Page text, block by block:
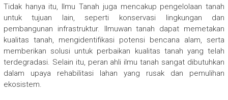
Tidak hanya itu, Ilmu Tanah juga mencakup pengelolaan tanah
untuk tujuan lain, seperti konservasi lingkungan dan
pembangunan infrastruktur. Ilmuwan tanah dapat memetakan
kualitas tanah, mengidentifikasi potensi bencana alam, serta
memberikan solusi untuk perbaikan kualitas tanah yang telah
terdegradasi. Selain itu, peran ahli ilmu tanah sangat dibutuhkan
dalam upaya rehabilitasi lahan yang rusak dan pemulihan
ekosistem.